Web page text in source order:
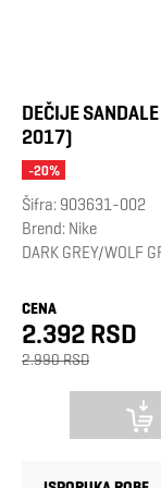
DEČIJE
2017)
-20%
Šifra: 903631-002
Brend: Nike
DARK GREY/WOLF
CENA
2.392 RSD
2.990 RSD